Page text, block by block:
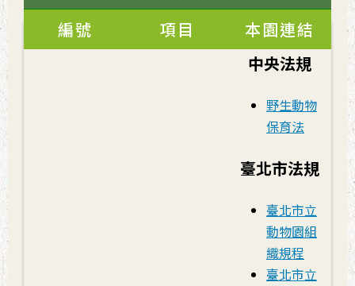
編號 項目 本園連結
中央法規
野生動物
保育法
臺北市法規
臺北市立
動物園組
織規程
臺北市立